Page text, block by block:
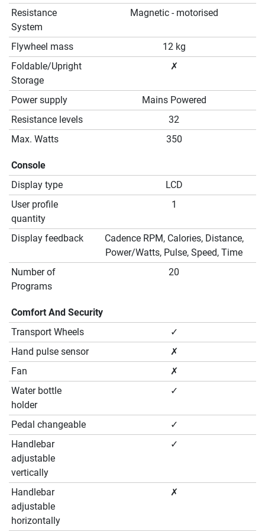
Resistance
System
Magnetic - motorised
Flywheel mass
12 kg
Foldable/Upright
Storage
✗
Power supply
Mains Powered
Resistance levels
32
Max. Watts
350
Console
Display type
LCD
User profile
quantity
1
Display feedback
Cadence RPM, Calories, Distance,
Power/Watts, Pulse, Speed, Time
Number of
Programs
20
Comfort And Security
Transport Wheels
✓
Hand pulse sensor
✗
Fan
✗
Water bottle
holder
✓
Pedal changeable
✓
Handlebar
adjustable
vertically
✓
Handlebar
adjustable
horizontally
✗